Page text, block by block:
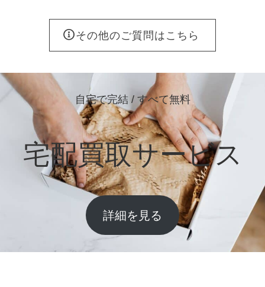
その他のご質問はこちら
自宅で完結 / すべて無料
宅配買取サービス
詳細を見る